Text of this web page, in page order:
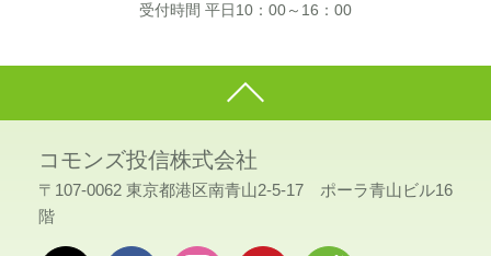
受付時間 平日10：00～16：00
コモンズ投信株式会社
〒107-0062 東京都港区南青山2-5-17 ポーラ青山ビル16
階